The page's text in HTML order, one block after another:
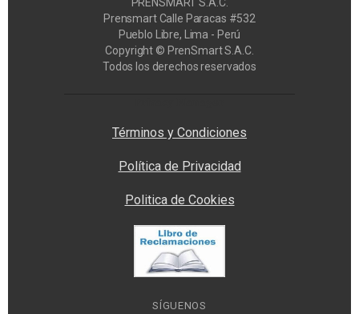
PRENSMART S.A.C.
Prensmart Calle Paracas #532
Pueblo Libre, Lima - Perú
Copyright © PrenSmart S.A.C.
Todos los derechos reservados
Términos y Condiciones
Política de Privacidad
Politica de Cookies
SÍGUENOS